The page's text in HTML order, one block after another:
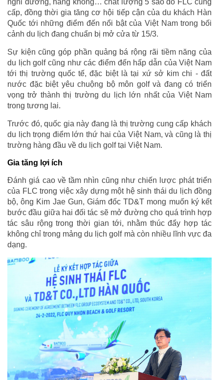
nghỉ dưỡng, hàng không… chất lượng 5 sao do FLC cung
cấp, đồng thời gia tăng cơ hội tiếp cận của du khách Hàn
Quốc tới những điểm đến nổi bật của Việt Nam trong bối
cảnh du lịch đang chuẩn bị mở cửa từ 15/3.
Sự kiện cũng góp phần quảng bá rộng rãi tiềm năng của
du lịch golf cũng như các điểm đến hấp dẫn của Việt Nam
tới thị trường quốc tế, đặc biệt là tại xứ sở kim chi - đất
nước đặc biệt yêu chuộng bộ môn golf và đang có triển
vọng trở thành thị trường du lịch lớn nhất của Việt Nam
trong tương lai.
Trước đó, quốc gia này đang là thị trường cung cấp khách
du lịch trọng điểm lớn thứ hai của Việt Nam, và cũng là thị
trường hàng đầu về du lịch golf tại Việt Nam.
Gia tăng lợi ích
Đánh giá cao về tầm nhìn cũng như chiến lược phát triển
của FLC trong việc xây dựng một hệ sinh thái du lịch đồng
bộ, ông Kim Jae Gun, Giám đốc TD&T mong muốn ký kết
bước đầu giữa hai đối tác sẽ mở đường cho quá trình hợp
tác sâu rộng trong thời gian tới, nhằm thúc đẩy hợp tác
không chỉ trong mảng du lịch golf mà còn nhiều lĩnh vực đa
dạng.